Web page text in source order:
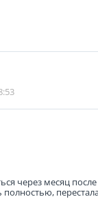
через месяц
полностью,